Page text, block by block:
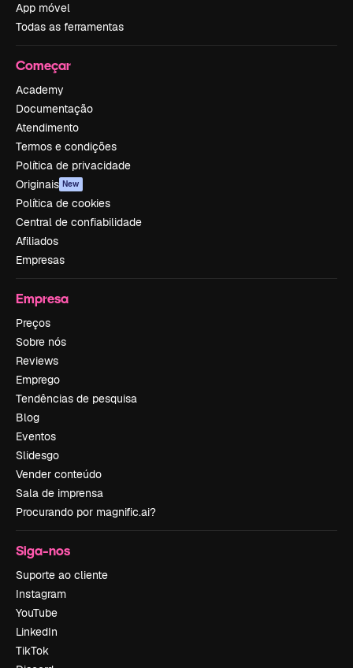
App móvel
Todas as ferramentas
Começar
Academy
Documentação
Atendimento
Termos e condições
Política de privacidade
Originais New
Política de cookies
Central de confiabilidade
Afiliados
Empresas
Empresa
Preços
Sobre nós
Reviews
Emprego
Tendências de pesquisa
Blog
Eventos
Slidesgo
Vender conteúdo
Sala de imprensa
Procurando por magnific.ai?
Siga-nos
Suporte ao cliente
Instagram
YouTube
LinkedIn
TikTok